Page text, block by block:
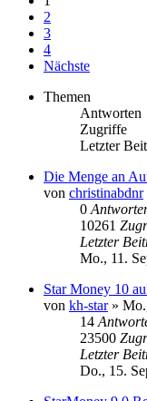
2
3
4
Nächste
Themen
Antworten
Zugriffe
Letzter
Die Menge an
von christinabdnr
0
10261
Letzter
Mo., 11.
Star Money 10
von kh-star»
14
23500
Letzter
Do., 15.